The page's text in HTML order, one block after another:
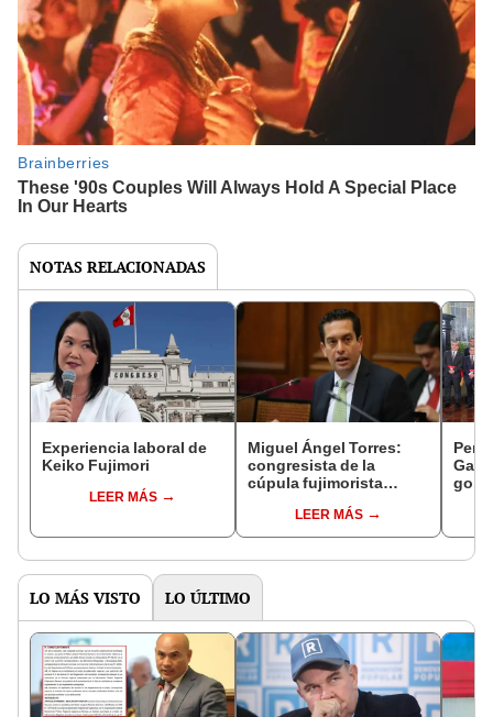
NOTAS RELACIONADAS
Experiencia laboral de
Keiko Fujimori
LEER MÁS
Miguel Ángel Torres:
congresista de la
cúpula fujimorista
del SenadoLEER MÁS
LO MÁS VISTO LO ÚLTIMO